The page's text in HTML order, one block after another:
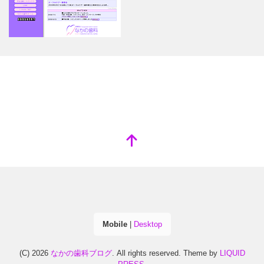
Mobile| Desktop
(C) 2026 なかの歯科ブログ. All rights reserved. Theme by LIQUID